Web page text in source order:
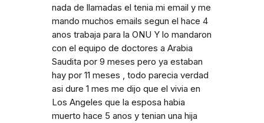
nada de llamadas el tenia mi email y me
mando muchos emails segun el hace 4
anos trabaja para la ONU Y lo mandaron
con el equipo de doctores a Arabia
Saudita por 9 meses pero ya estaban
hay por 11 meses , todo parecia verdad
asi dure 1 mes me dijo que el vivia en
Los Angeles que la esposa habia
muerto hace 5 anos y tenian una hija